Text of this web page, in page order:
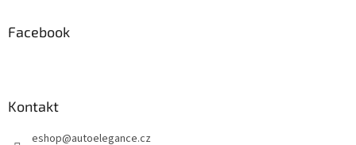
Facebook
Kontakt
eshop@autoelegance.cz